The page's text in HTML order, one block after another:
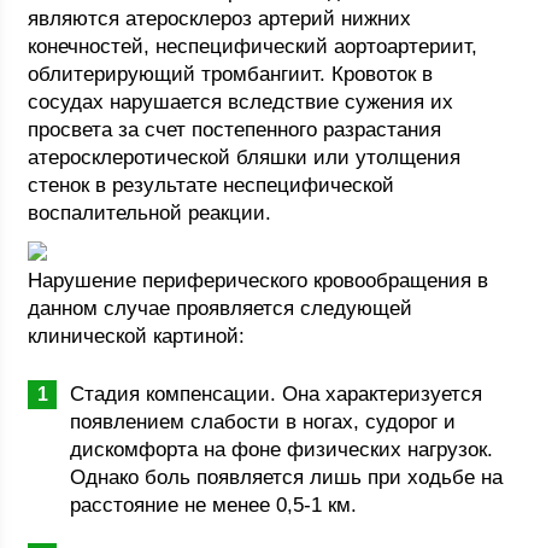
являются атеросклероз артерий нижних
конечностей, неспецифический аортоартериит,
облитерирующий тромбангиит. Кровоток в
сосудах нарушается вследствие сужения их
просвета за счет постепенного разрастания
атеросклеротической бляшки или утолщения
стенок в результате неспецифической
воспалительной реакции.
Нарушение периферического кровообращения в
данном случае проявляется следующей
клинической картиной:
Стадия компенсации. Она характеризуется
появлением слабости в ногах, судорог и
дискомфорта на фоне физических нагрузок.
Однако боль появляется лишь при ходьбе на
расстояние не менее 0,5-1 км.